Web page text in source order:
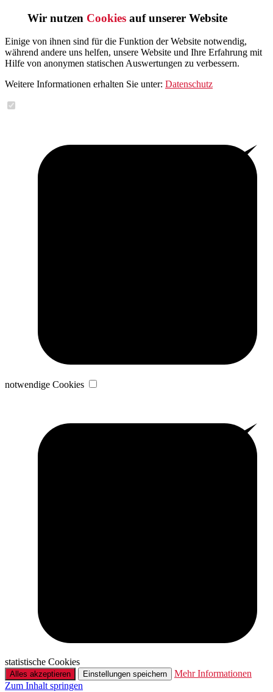
Wir nutzen Cookies auf unserer Website
Einige von ihnen sind für die Funktion der Website notwendig,
während andere uns helfen, unsere Website und Ihre Erfahrung mit
Hilfe von anonymen statischen Auswertungen zu verbessern.
Weitere Informationen erhalten Sie unter: Datenschutz
notwendige Cookies
statistische Cookies
Alles akzeptieren Einstellungen speichern
Mehr Informationen
Zum Inhalt springen